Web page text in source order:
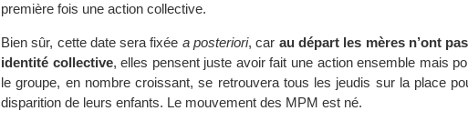
première fois une action collective.
Bien sûr, cette date sera fixée a posteriori, car au départ les mères n’ont
identité collective, elles pensent juste avoir fait une action ensemble mais
le groupe, en nombre croissant, se retrouvera tous les jeudis sur la place
disparition de leurs enfants. Le mouvement des MPM est né.